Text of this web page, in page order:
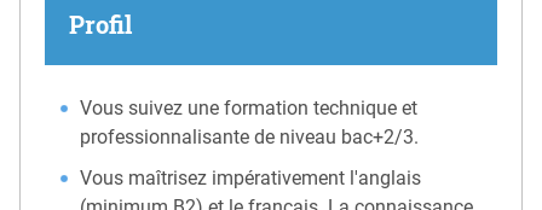
Profil
Vous suivez une formation technique et
professionnalisante de niveau bac+2/3.
Vous maîtrisez impérativement l'anglais